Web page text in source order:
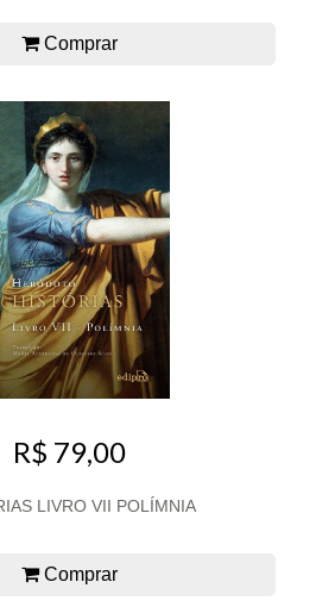
Comprar
R$ 79,00
LIVRO VII POLÍMNIA
Comprar